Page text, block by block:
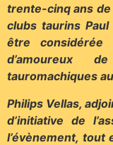
trente-cinq ans de
clubs taurins
être considérée
d’amoureux
tauromachiques
Philips Vellas,
d’initiative de
l’évènement,